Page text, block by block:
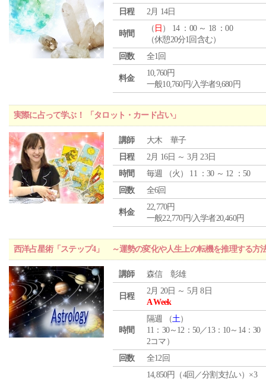
日程
2月 14日
時間
（ 日 ） 14 ：00 ～ 18 ：00
（休憩20分1回含む）
回数
全1回
料金
10,760円
一般10,760円/入学者9,680円
実際に占って学ぶ！ 「タロット・カード占い」
講師
大木 華子
日程
2月 16日 ～ 3月 23日
時間
毎週 （火 ） 11 ：30 ～ 12 ：50
回数
全6回
料金
22,770円
一般22,770円/入学者20,460円
西洋占星術「ステップ4」 ～運勢の変化や人生上の転機を推理する方
講師 森信 彰雄
日程
2月 20日 ～ 5月 8日
A Week
時間
隔週 （土）
11：30～12：50／13：10～14：30
2コマ）
回数
全12回
14,850円（4回／分割支払い）×3